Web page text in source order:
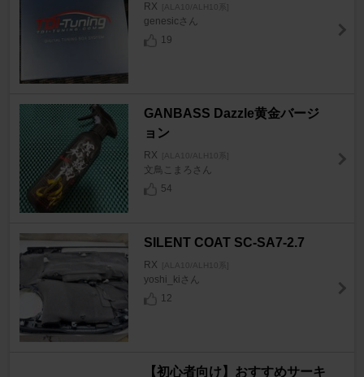
RX [ALA10/ALH10系]
genesicさん
19
GANBASS Dazzle黄金バージ
ョン
RX [ALA10/ALH10系]
文鳥こまろさん
54
SILENT COAT SC-SA7-2.7
RX [ALA10/ALH10系]
yoshi_kiさん
12
【初心者向け】おすすめサーキ